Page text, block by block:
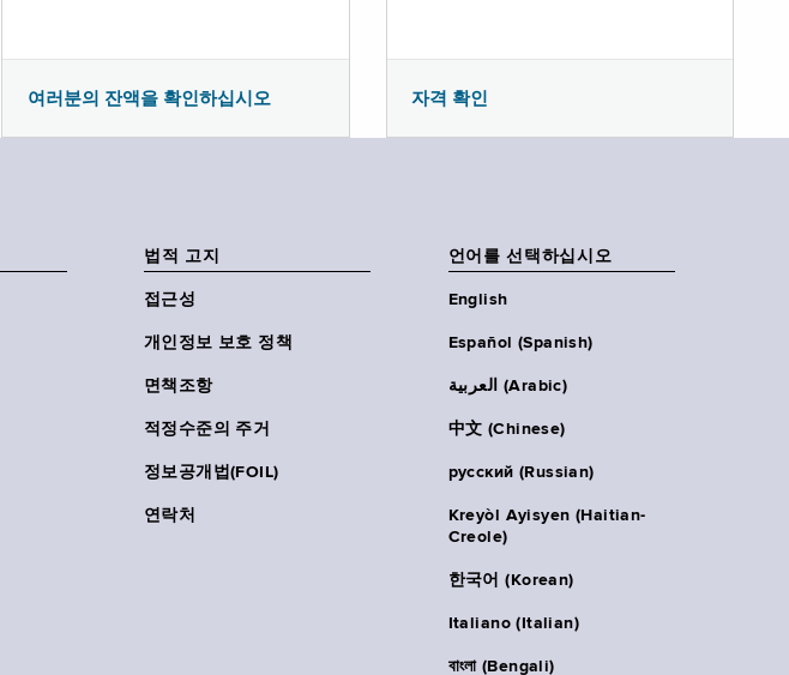
여러분의 잔액을 확인하십시오 자격 확인
법적 고지
접근성
개인정보 보호 정책
면책조항
적정수준의 주거
정보공개법(FOIL)
연락처
언어를 선택하십시오
English
Español (Spanish)
العربية (Arabic)
中文 (Chinese)
русский (Russian)
Kreyòl Ayisyen (Haitian-
Creole)
한국어 (Korean)
Italiano (Italian)
বাংলা (Bengali)